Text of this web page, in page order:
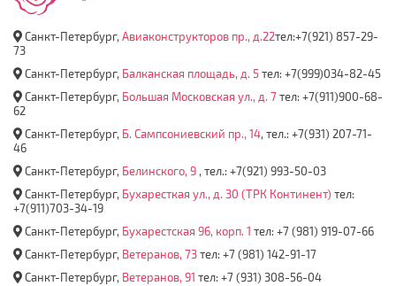
Санкт-Петербург, Авиаконструкторов пр., д.22тел:+7(921) 857-29-
73
Санкт-Петербург, Балканская площадь, д. 5тел: +7(999)034-82-45
Санкт-Петербург, Большая Московская ул., д. 7тел: +7(911)900-68-
62
Санкт-Петербург, Б. Сампсониевский пр., 14, тел.: +7(931) 207-71-
46
Санкт-Петербург, Белинского, 9 , тел.: +7(921) 993-50-03
Санкт-Петербург, Бухаресткая ул., д. 30 (ТРК Континент) тел:
+7(911)703-34-19
Санкт-Петербург, Бухарестская 96, корп. 1 тел: +7 (981) 919-07-66
Санкт-Петербург, Ветеранов, 73тел: +7 (981) 142-91-17
Санкт-Петербург, Ветеранов, 91 тел: +7 (931) 308-56-04